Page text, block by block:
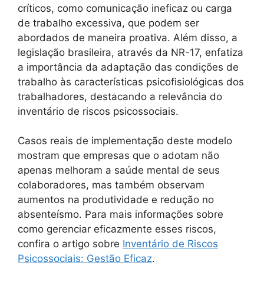
críticos, como comunicação ineficaz ou carga
de trabalho excessiva, que podem ser
abordados de maneira proativa. Além disso, a
legislação brasileira, através da NR-17, enfatiza
a importância da adaptação das condições de
trabalho às características psicofisiológicas dos
trabalhadores, destacando a relevância do
inventário de riscos psicossociais.
Casos reais de implementação deste modelo
mostram que empresas que o adotam não
apenas melhoram a saúde mental de seus
colaboradores, mas também observam
aumentos na produtividade e redução no
absenteísmo. Para mais informações sobre
como gerenciar eficazmente esses riscos,
confira o artigo sobre Inventário de Riscos
Psicossociais: Gestão Eficaz.